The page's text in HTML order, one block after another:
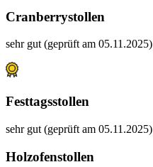
Cranberrystollen
sehr gut (geprüft am 05.11.2025)
Festtagsstollen
sehr gut (geprüft am 05.11.2025)
Holzofenstollen